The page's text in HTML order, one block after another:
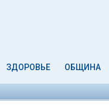
ЗДОРОВЬЕ ОБЩИНА